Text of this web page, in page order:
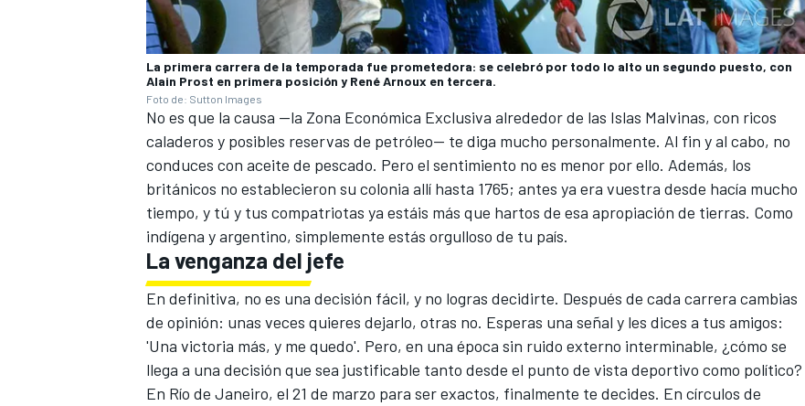
La primera carrera de la temporada fue prometedora: se celebró por todo lo alto un segundo puesto, con
Alain Prost en primera posición y René Arnoux en tercera.
Foto de: Sutton Images
No es que la causa —la Zona Económica Exclusiva alrededor de las Islas Malvinas, con ricos
caladeros y posibles reservas de petróleo— te diga mucho personalmente. Al fin y al cabo, no
conduces con aceite de pescado. Pero el sentimiento no es menor por ello. Además, los
británicos no establecieron su colonia allí hasta 1765; antes ya era vuestra desde hacía mucho
tiempo, y tú y tus compatriotas ya estáis más que hartos de esa apropiación de tierras. Como
indígena y argentino, simplemente estás orgulloso de tu país.
La venganza del jefe
En definitiva, no es una decisión fácil, y no logras decidirte. Después de cada carrera cambias
de opinión: unas veces quieres dejarlo, otras no. Esperas una señal y les dices a tus amigos:
'Una victoria más, y me quedo'. Pero, en una época sin ruido externo interminable, ¿cómo se
llega a una decisión que sea justificable tanto desde el punto de vista deportivo como político?
En Río de Janeiro, el 21 de marzo para ser exactos, finalmente te decides. En círculos de